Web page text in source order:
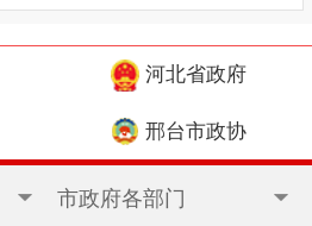
河北省政府
邢台市政协
市政府各部门